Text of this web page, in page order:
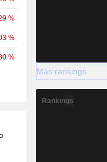
%
%
%
Más rankings
Rankings